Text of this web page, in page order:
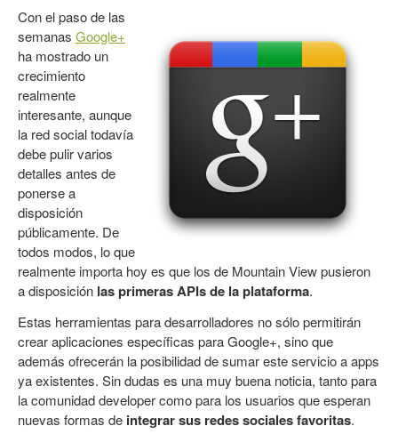
Con el paso de las
semanas Google+
ha mostrado un
crecimiento
realmente
interesante, aunque
la red social todavía
debe pulir varios
detalles antes de
ponerse a
disposición
públicamente. De
todos modos, lo que
realmente importa hoy es que los de Mountain View pusieron
a disposición las primeras APIs de la plataforma.
Estas herramientas para desarrolladores no sólo permitirán
crear aplicaciones específicas para Google+, sino que
además ofrecerán la posibilidad de sumar este servicio a apps
ya existentes. Sin dudas es una muy buena noticia, tanto para
la comunidad developer como para los usuarios que esperan
nuevas formas de integrar sus redes sociales favoritas.